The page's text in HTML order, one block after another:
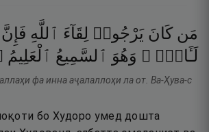
مَن كَانَ يَرْجُوا۟ لِقَآءَ ٱللَّهِ فَإِنَّ
لَـَٔاتٍۢ ۚ وَهُوَ ٱلسَّمِيعُ ٱلْعَلِيمُ
фа инна аҷалаллоҳи ла от. Ва-Ҳува-с
бо Худоро умед дошта